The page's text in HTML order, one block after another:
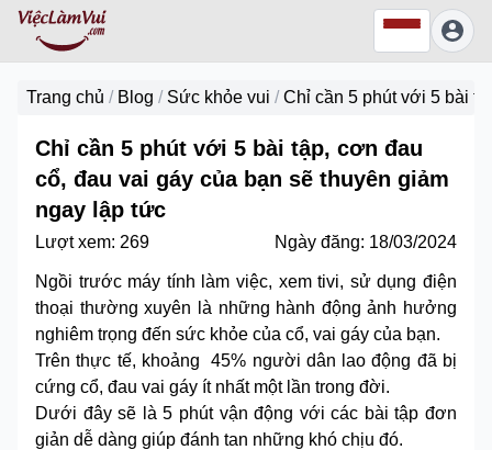
Trang chủ / Blog / Sức khỏe vui / Chỉ cần 5 phút với 5 bài
Chỉ cần 5 phút với 5 bài tập, cơn đau
cổ, đau vai gáy của bạn sẽ thuyên giảm
ngay lập tức
Lượt xem: 269 Ngày đăng: 18/03/2024
Ngồi trước máy tính làm việc, xem tivi, sử dụng điện
thoại thường xuyên là những hành động ảnh hưởng
nghiêm trọng đến sức khỏe của cổ, vai gáy của bạn.
Trên thực tế, khoảng 45% người dân lao động đã bị
cứng cổ, đau vai gáy ít nhất một lần trong đời.
Dưới đây sẽ là 5 phút vận động với các bài tập đơn
giản dễ dàng giúp đánh tan những khó chịu đó.